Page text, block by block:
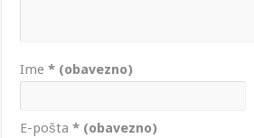
Ime* (obavezno)
E-pošta* (obavezno)